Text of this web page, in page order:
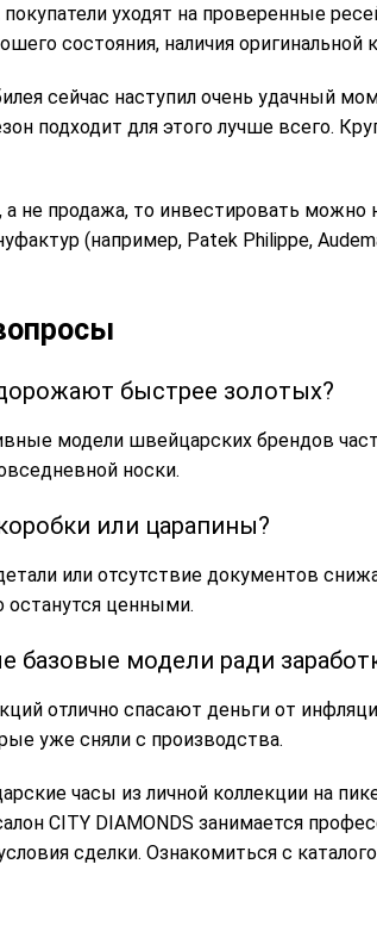
уходят на проверенные
состояния, наличия оригинальной
сейчас наступил очень удачный
подходит для этого лучше всего.
не продажа, то инвестировать
(например, Patek Philippe,
быстрее золотых?
модели швейцарских брендов
носки.
или царапины?
или отсутствие документов
останутся ценными.
базовые модели ради
отлично спасают деньги от
уже сняли с производства.
часы из личной коллекции на
CITY DIAMONDS занимается
сделки. Ознакомиться с